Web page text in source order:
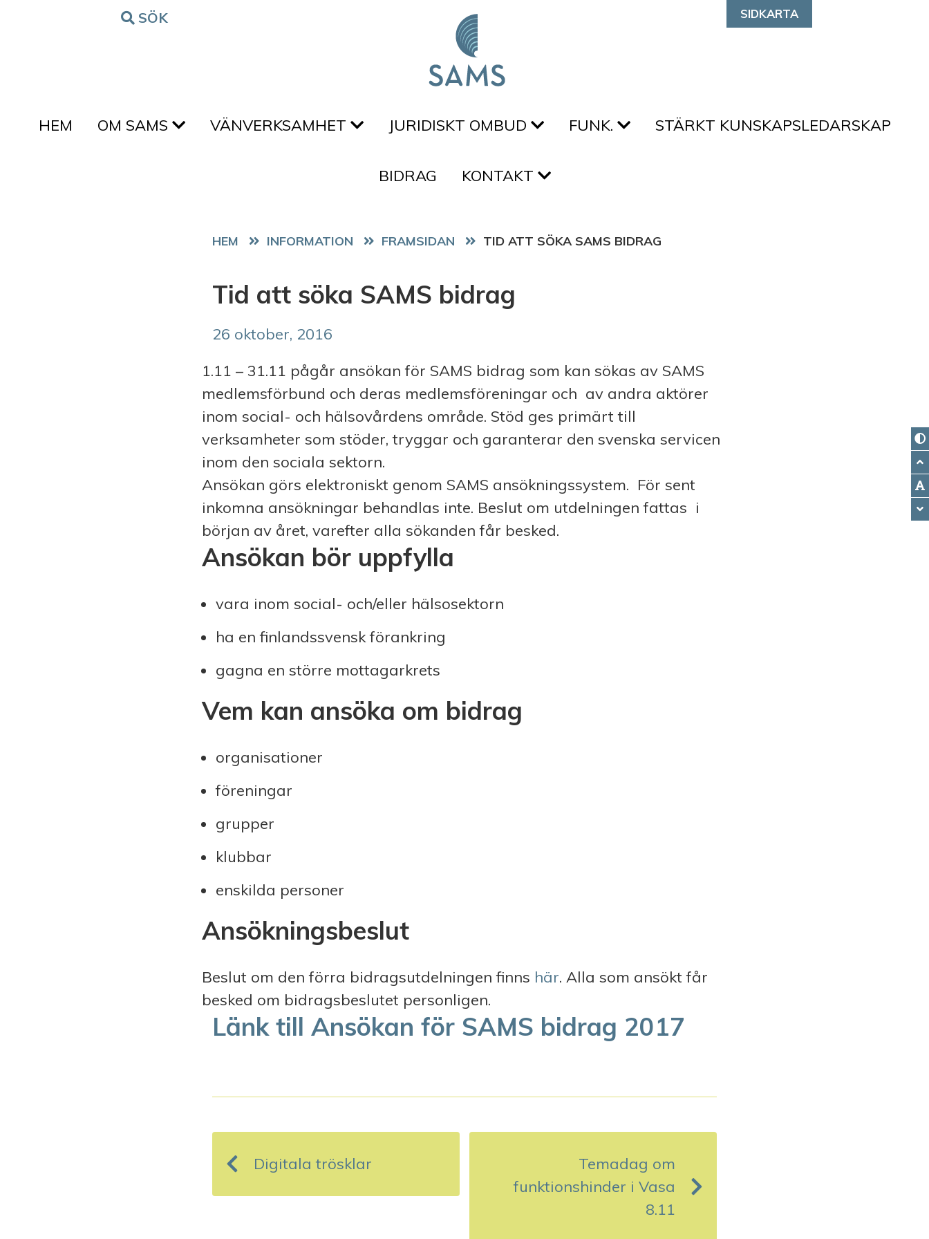
Hoppa till innehålletSÖK SIDKARTA
HEM OM SAMS VÄNVERKSAMHET JURIDISKT OMBUD FUNK. STÄRKT KUNSKAPSLEDARSKAP
BIDRAG KONTAKT
HEM FRAMSIDAN TID ATT SÖKA SAMS BIDRAG
Tid att söka SAMS bidrag
26 oktober, 2016
1.11 – 31.11 pågår ansökan för SAMS bidrag som kan sökas av SAMS
medlemsförbund och deras medlemsföreningar och av andra aktörer
inom social- och hälsovårdens område. Stöd ges primärt till
verksamheter som stöder, tryggar och garanterar den svenska servicen
inom den sociala sektorn.
Ansökan görs elektroniskt genom SAMS ansökningssystem. För sent
inkomna ansökningar behandlas inte. Beslut om utdelningen fattas i
början av året, varefter alla sökanden får besked.
Ansökan bör uppfylla
vara inom social- och/eller hälsosektorn
ha en finlandssvensk förankring
gagna en större mottagarkrets
Vem kan ansöka om bidrag
organisationer
föreningar
grupper
klubbar
enskilda personer
Ansökningsbeslut
Beslut om den förra bidragsutdelningen finns här. Alla som ansökt får
besked om bidragsbeslutet personligen.
Länk till Ansökan för SAMS bidrag 2017
n
ä
Digitala trösklar
Temadag om
funktionshinder i Vasa
8.11